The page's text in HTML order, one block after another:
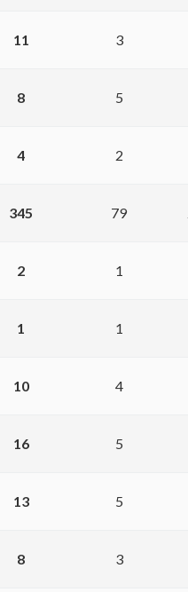
11 3
8 5
4 2
345 79
2 1
1 1
10 4
16 5
13 5
8 3